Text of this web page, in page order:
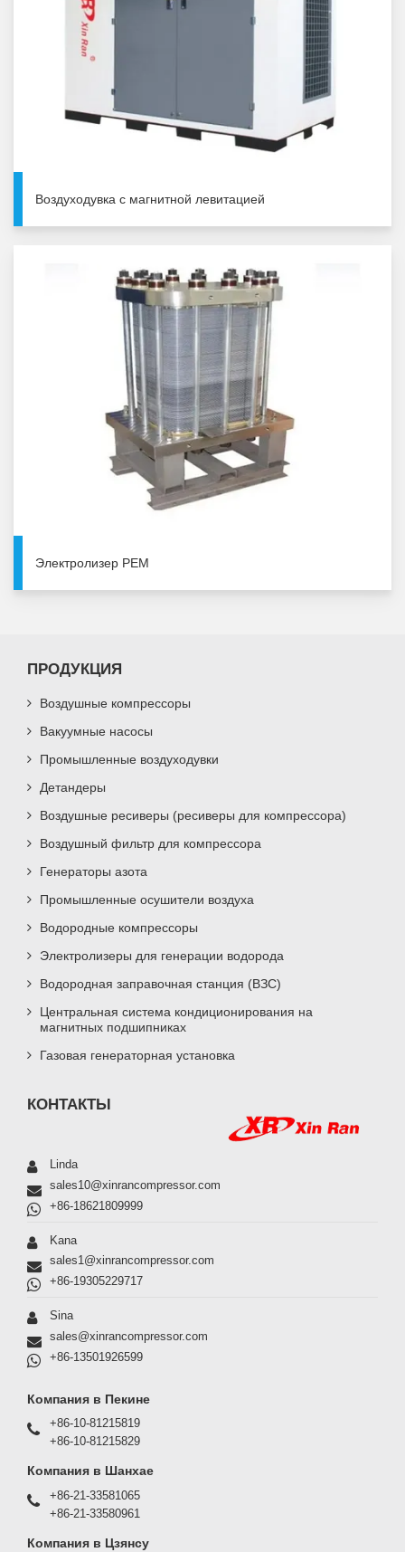
Воздуходувка с магнитной левитацией
Электролизер PEM
ПРОДУКЦИЯ
Воздушные компрессоры
Вакуумные насосы
Промышленные воздуходувки
Детандеры
Воздушные ресиверы (ресиверы для компрессора)
Воздушный фильтр для компрессора
Генераторы азота
Промышленные осушители воздуха
Водородные компрессоры
Электролизеры для генерации водорода
Водородная заправочная станция (ВЗС)
Центральная система кондиционирования на
магнитных подшипниках
Газовая генераторная установка
КОНТАКТЫ
Linda
sales10@xinrancompressor.com
+86-18621809999
Kana
sales1@xinrancompressor.com
+86-19305229717
Sina
sales@xinrancompressor.com
+86-13501926599
Компания в Пекине
+86-10-81215819
+86-10-81215829
Компания в Шанхае
+86-21-33581065
+86-21-33580961
Компания в Цзянсу